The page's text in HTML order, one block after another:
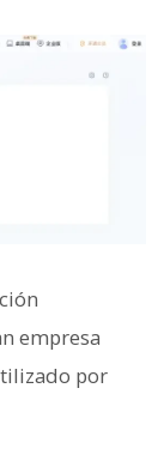
empresa
por